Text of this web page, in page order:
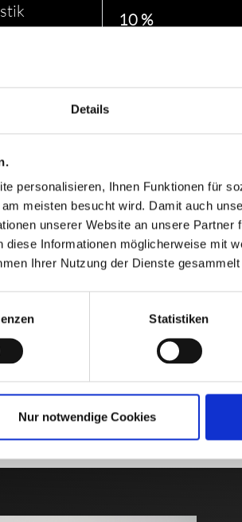
Details
personalisieren, Ihnen Funktionen für
meisten besucht wird. Damit auch
unserer Website an unsere Partner
Informationen möglicherweise mit
Ihrer Nutzung der Dienste gesammelt
Statistiken
Nur notwendige Cookies
10 %
5 W
1,5 Ω
56000 Ω